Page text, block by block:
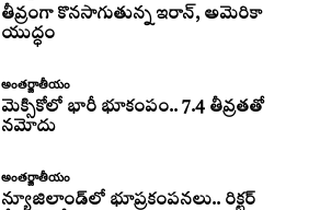
తీవ్రంగా కొనసాగుతున్న ఇరాన్‌, అమెరికా
యుద్ధం
అంతర్జాతీయం
మెక్సికోలో భారీ భూకంపం.. 7.4 తీవ్రతతో
నమోదు
అంతర్జాతీయం
న్యూజిలాండ్‌లో భూప్రకంపనలు.. రిక్టర్‌